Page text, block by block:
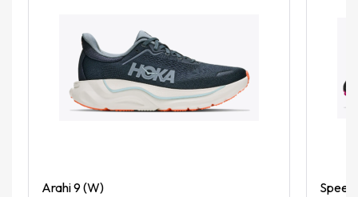
Arahi 9 (W)